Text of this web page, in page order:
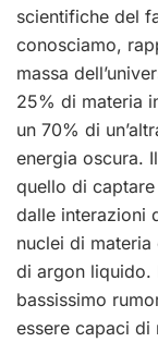
scientifiche del
conosciamo,
massa
25% di materia
un 70% di
energia oscura.
quello di
dalle interazioni
nuclei di
di argon liquido.
bassissimo
essere capaci di